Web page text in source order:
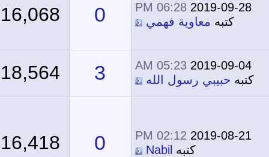
2019-09-28
06:28 PM
كتبهمعاوية فهمي 0
16,068
2019-09-04
05:23 AM
كتبهحبيبي رسول الله 3
18,564
2019-08-21
02:12 PM
كتبهNabil
0
16,418